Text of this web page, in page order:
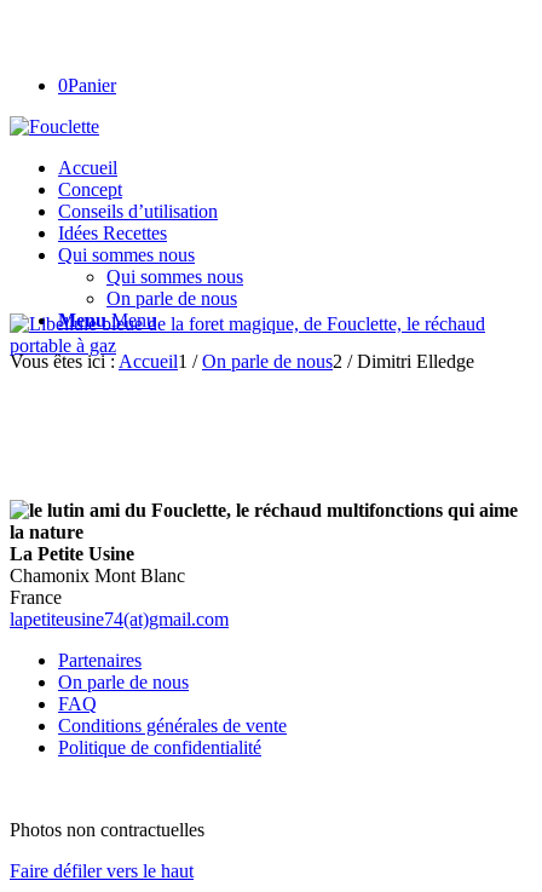
0Panier
Accueil
Concept
Conseils d’utilisation
Idées Recettes
Qui sommes nous
Qui sommes nous
On parle de nous
Menu Menu
Vous êtes ici : Accueil1 / On parle de nous2 / Dimitri Elledge
La Petite Usine
Chamonix Mont Blanc
France
lapetiteusine74(at)gmail.com
Partenaires
On parle de nous
FAQ
Conditions générales de vente
Politique de confidentialité
Photos non contractuelles
Faire défiler vers le haut